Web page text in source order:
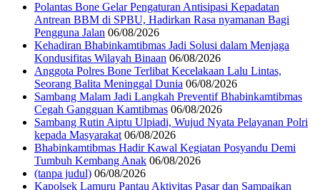
Polantas Bone Gelar Pengaturan Antisipasi Kepadatan
Antrean BBM di SPBU, Hadirkan Rasa nyamanan Bagi
Pengguna Jalan 06/08/2026
Kehadiran Bhabinkamtibmas Jadi Solusi dalam Menjaga
Kondusifitas Wilayah Binaan 06/08/2026
Anggota Polres Bone Terlibat Kecelakaan Lalu Lintas,
Seorang Balita Meninggal Dunia 06/08/2026
Sambang Malam Jadi Langkah Preventif Bhabinkamtibmas
Cegah Gangguan Kamtibmas 06/08/2026
Sambang Rutin Aiptu Ulpiadi, Wujud Nyata Pelayanan Polri
kepada Masyarakat 06/08/2026
Bhabinkamtibmas Hadir Kawal Kegiatan Posyandu Demi
Tumbuh Kembang Anak 06/08/2026
(tanpa judul) 06/08/2026
Kapolsek Lamuru Pantau Aktivitas Pasar dan Sampaikan